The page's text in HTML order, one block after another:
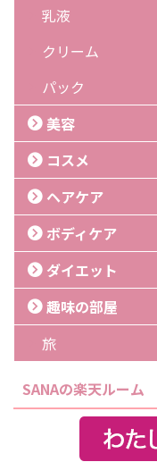
乳液
クリーム
パック
美容
コスメ
ヘアケア
ボディケア
ダイエット
趣味の部屋
旅
SANAの楽天ルーム